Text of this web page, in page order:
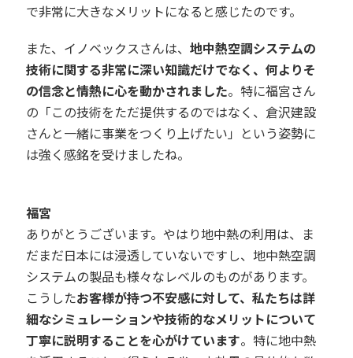
で非常に大きなメリットになると感じたのです。
また、 イノベックスさんは、地中熱空調システムの
技術に関する非常に深い知識だけでなく、何よりそ
の信念と情熱に心を動かされました。特に福宮さん
の「この技術をただ提供するのではなく、倉沢建設
さんと一緒に事業をつくり上げたい」という姿勢に
は強く感銘を受けましたね。
福宮
ありがとうございます。やはり地中熱の利用は、ま
だまだ日本には浸透していないですし、地中熱空調
システムの製品も様々なレベルのものがあります。
こうしたお客様が持つ不安感に対して、私たちは詳
細なシミュレーションや技術的なメリットについて
丁寧に説明することを心がけています。特に地中熱